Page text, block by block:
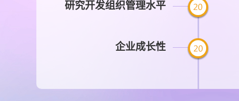
研究开发组织管理水平
企业成长性